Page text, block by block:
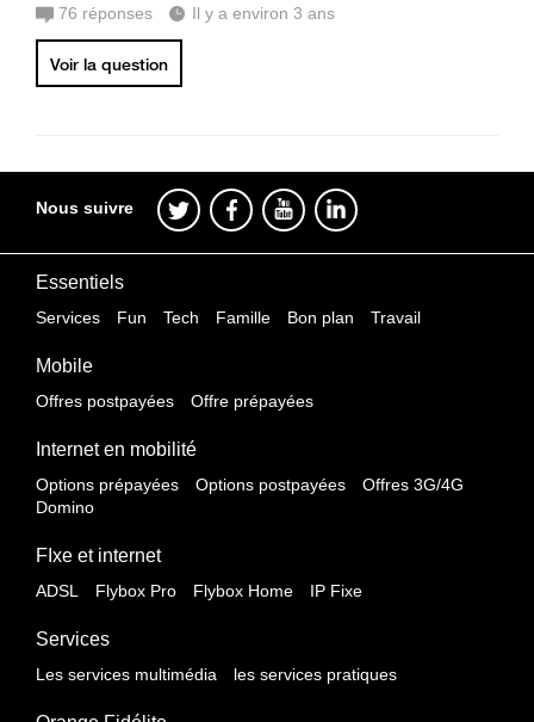
76 réponses Il y a environ 3 ans
Voir la question
Nous suivre
Essentiels
Services Fun Tech Famille Bon plan Travail
Mobile
Offres postpayées Offre prépayées
Internet en mobilité
Options prépayées Options postpayées
Offres 3G/4G
Domino
FIxe et internet
ADSL Flybox Pro Flybox Home IP Fixe
Services
Les services multimédia les services pratiques